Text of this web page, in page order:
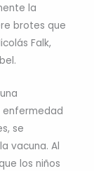
la
brotes que
Falk,
enfermedad
se
vacuna. Al
los niños